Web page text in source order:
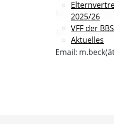
2025/26
VFF der
Aktuelles
Michael Beck
Tel.: 0651/718
Email: